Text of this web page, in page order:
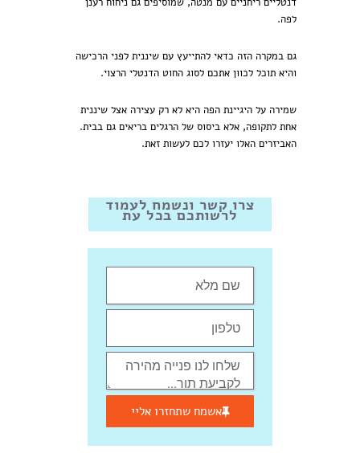
לפה.
גם במקרה הזה כדאי להתייעץ עם שיננית לפני הרכישה
והיא תוכל לכוון אתכם לסוג החוט הדנטלי הרצוי.
שמירה על היגיינת הפה היא לא רק עצירה אצל שיננית
אחת לתקופה, אלא ביסוס של הרגלים בריאים גם בבית.
האביזרים האלו יעזרו לכם לעשות זאת.
צרו קשר ונשמח לעמוד
לרשותכם בכל עת
אשמח שתחזרו אליי